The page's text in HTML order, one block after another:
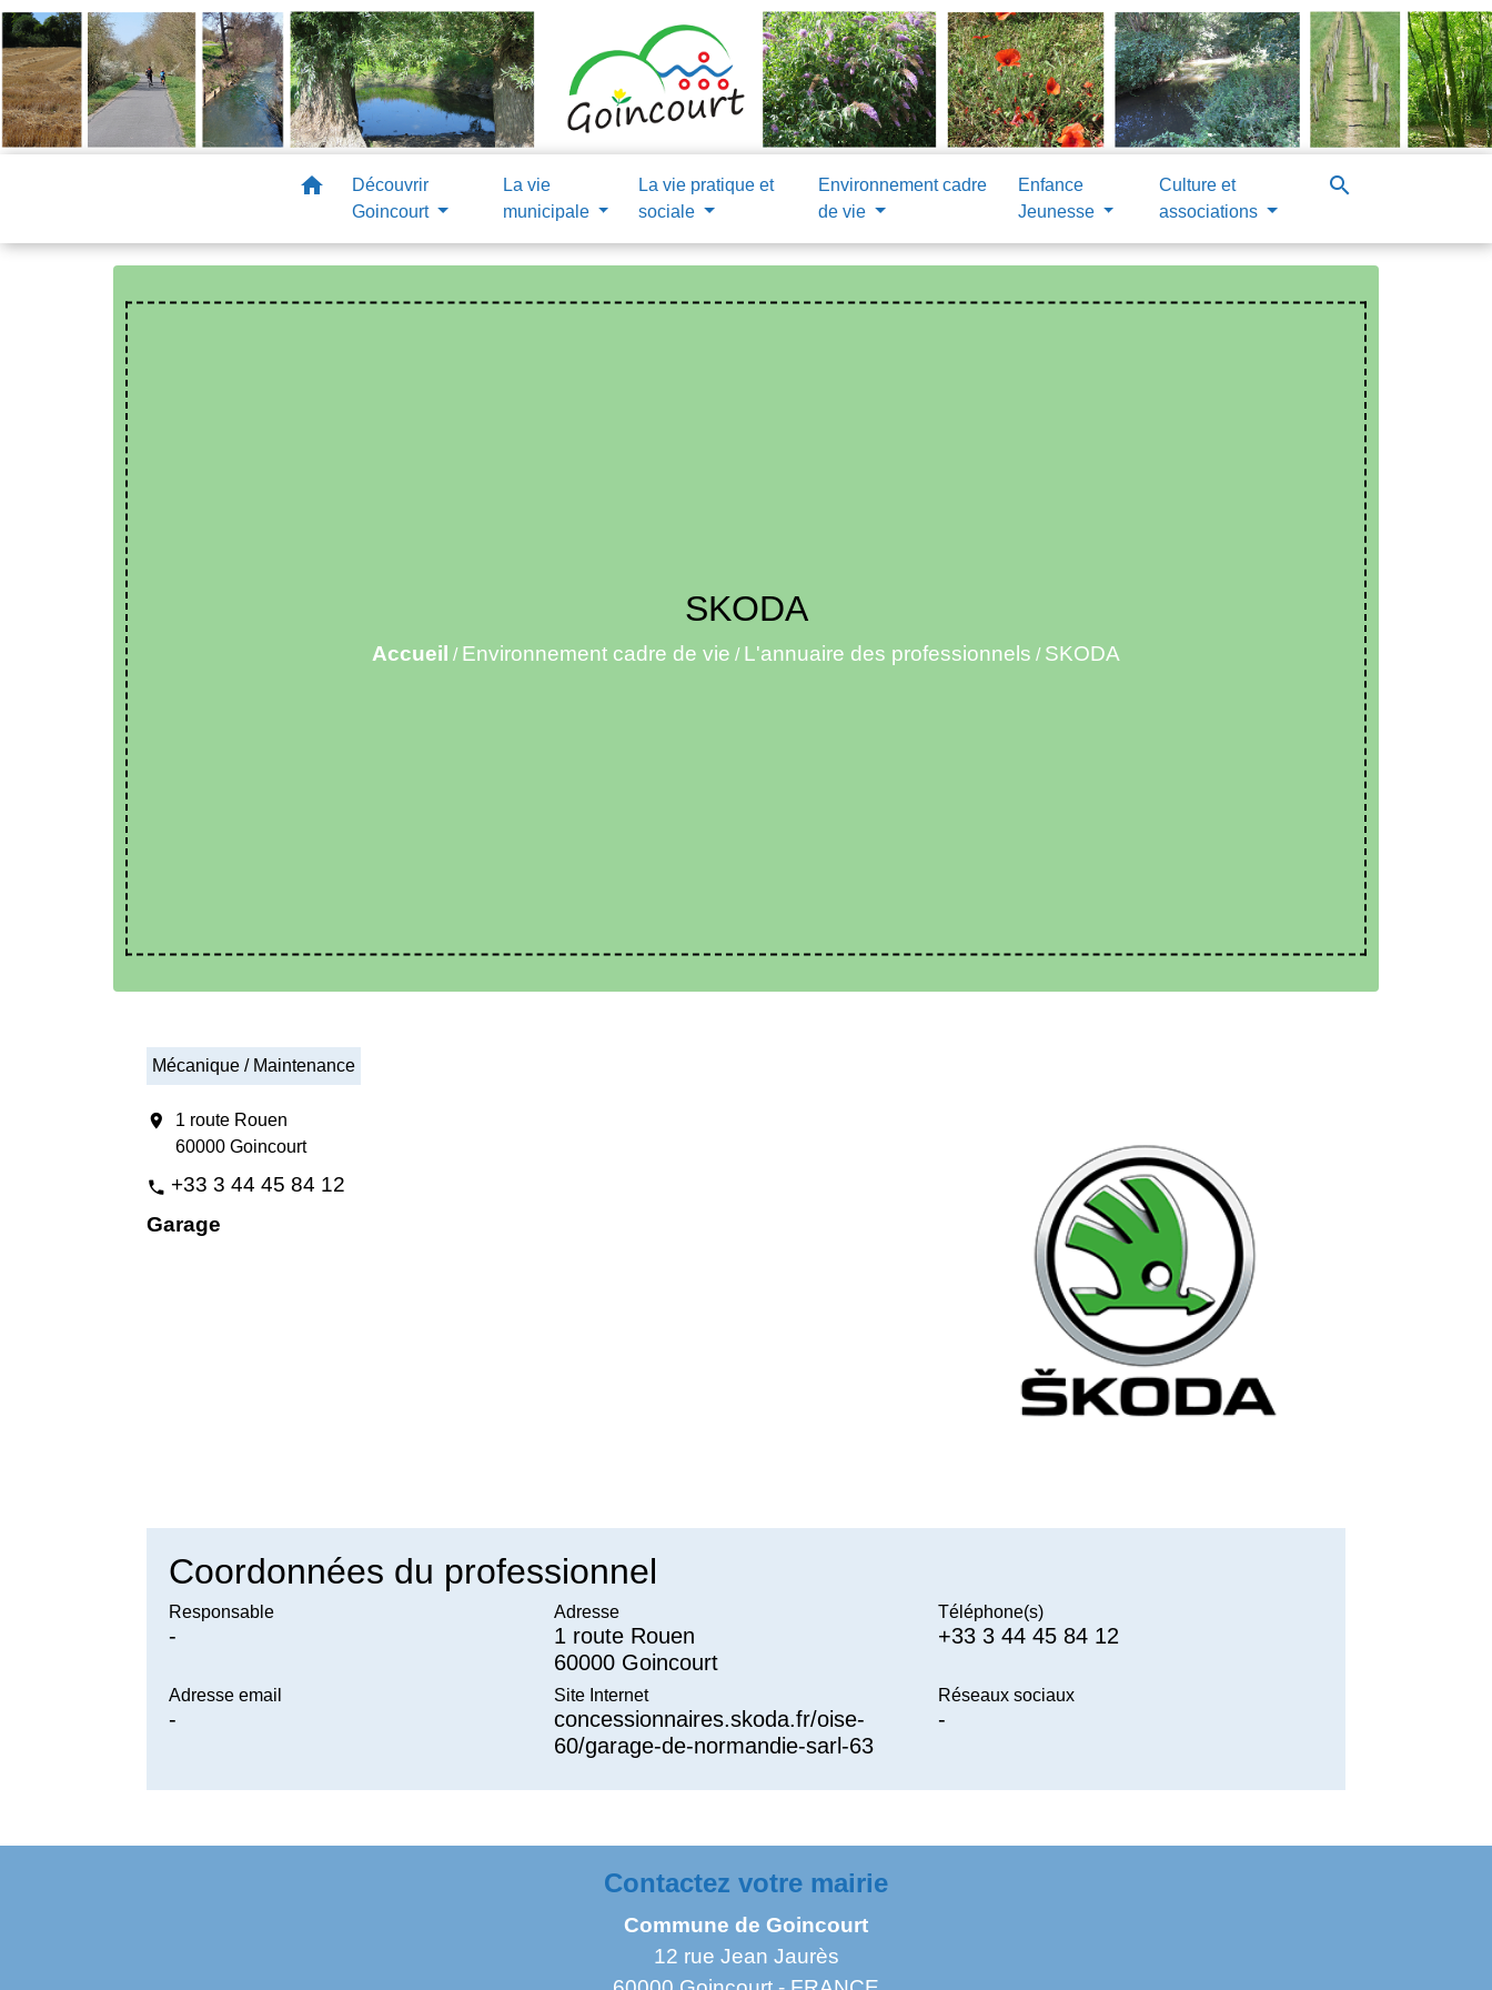
home
Découvrir
Goincourt
La vie
municipale
La vie pratique et
sociale
Environnement cadre
de vie
Enfance
Jeunesse
Culture et
associations
search
SKODA
Accueil / Environnement cadre de vie / L'annuaire des professionnels / SKODA
Mécanique / Maintenance
location_on
1 route Rouen
60000 Goincourt
phone +33 3 44 45 84 12
Garage
Coordonnées du professionnel
Responsable
-
Adresse
1 route Rouen
60000 Goincourt
Téléphone(s)
+33 3 44 45 84 12
Adresse email
-
Site Internet
concessionnaires.skoda.fr/oise-
60/garage-de-normandie-sarl-63
Réseaux sociaux
-
Contactez votre mairie
Commune de Goincourt
12 rue Jean Jaurès